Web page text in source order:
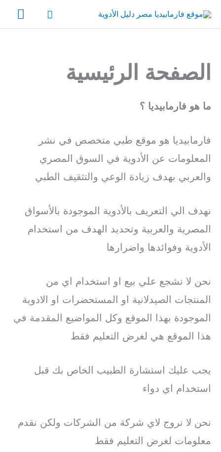
إلى
البحث
الصفحة الرئيسية
ما هو فارمابيديا ؟
فارمابيديا هو موقع طبي متخصص في نشر
المعلومات عن الأدوية في السوق المصري
والعربي بهدف زيادة الوعي والتثقيف الطبي
نهدف الي التعريف بالأدوية الموجودة بالأسواق
المصرية والعربية وتحديد الهدف من استخدام
الأدوية وفوائدها واضرارها
نحن لا نشجع علي بيع او استخدام اي من
المنتجات الصيدلانية او المستحضرات او الادوية
الموجودة بهذا الموقع وكل المواضيع المقدمة في
هذا الموقع هي لغرض التعليم فقط
يجب عليك استشارة الطبيب الخاص بك قبل
استخدام اي دواء
نحن لا نروج لاي شركة من الشركات ولكن نقدم
معلومات لغرض التعليم فقط